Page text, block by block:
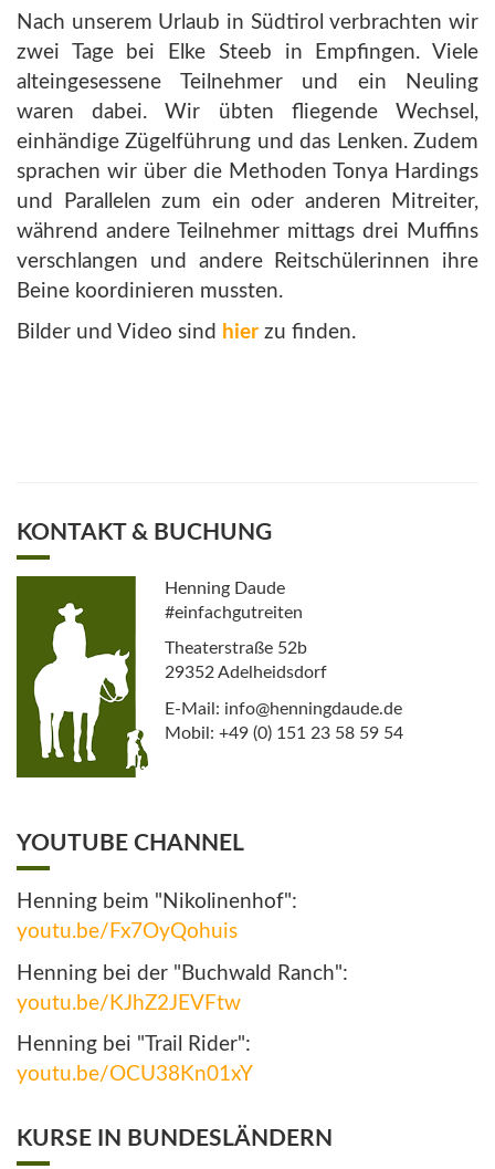
Nach unserem Urlaub in Südtirol verbrachten wir
zwei Tage bei Elke Steeb in Empfingen. Viele
alteingesessene Teilnehmer und ein Neuling
waren dabei. Wir übten fliegende Wechsel,
einhändige Zügelführung und das Lenken. Zudem
sprachen wir über die Methoden Tonya Hardings
und Parallelen zum ein oder anderen Mitreiter,
während andere Teilnehmer mittags drei Muffins
verschlangen und andere Reitschülerinnen ihre
Beine koordinieren mussten.
Bilder und Video sind hier zu finden.
KONTAKT & BUCHUNG
Henning Daude
#einfachgutreiten
Theaterstraße 52b
29352 Adelheidsdorf
E-Mail: info@henningdaude.de
Mobil: +49 (0) 151 23 58 59 54
YOUTUBE CHANNEL
Henning beim "Nikolinenhof":
youtu.be/Fx7OyQohuis
Henning bei der "Buchwald Ranch":
youtu.be/KJhZ2JEVFtw
Henning bei "Trail Rider":
youtu.be/OCU38Kn01xY
KURSE IN BUNDESLÄNDERN